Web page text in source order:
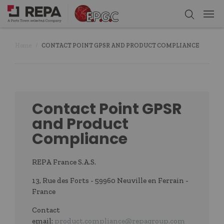
CONTACT POINT GPSR AND PRODUCT COMPLIANCE
Contact Point GPSR
and Product
Compliance
REPA France S.A.S.
13, Rue des Forts - 59960 Neuville en Ferrain -
France
Contact
email: product.compliance@repagroup.com